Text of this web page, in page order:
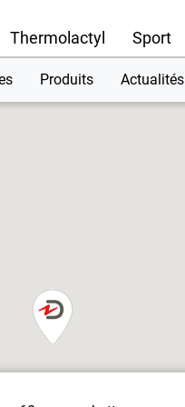
Thermolactyl Sport
Produits Actualités